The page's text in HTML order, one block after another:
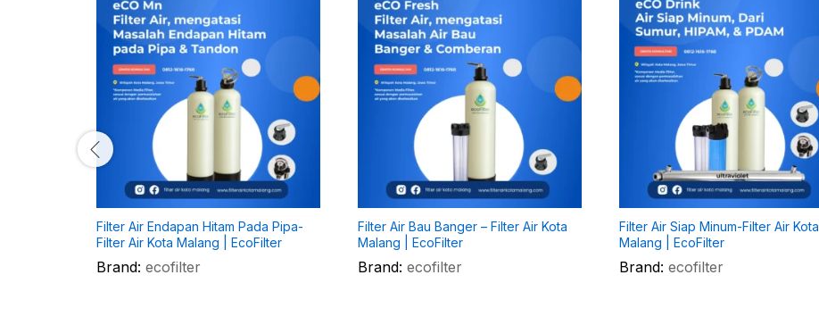
Filter Air Endapan Hitam Pada Pipa-
Filter Air Kota Malang | EcoFilter
Brand: ecofilter
Filter Air Bau Banger – Filter Air Kota
Malang | EcoFilter
Brand: ecofilter
Filter Air Siap Minum-Filter Air Kota
Malang | EcoFilter
Brand: ecofilter